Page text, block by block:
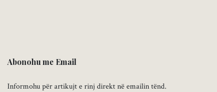
Abonohu me Email
Informohu për artikujt e rinj direkt në emailin tënd.